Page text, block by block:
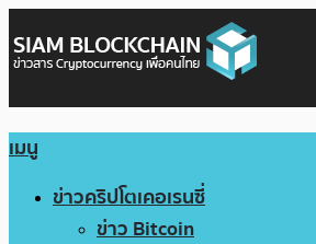
เมนู
ข่าวคริปโตเคอเรนซี่
ข่าว Bitcoin